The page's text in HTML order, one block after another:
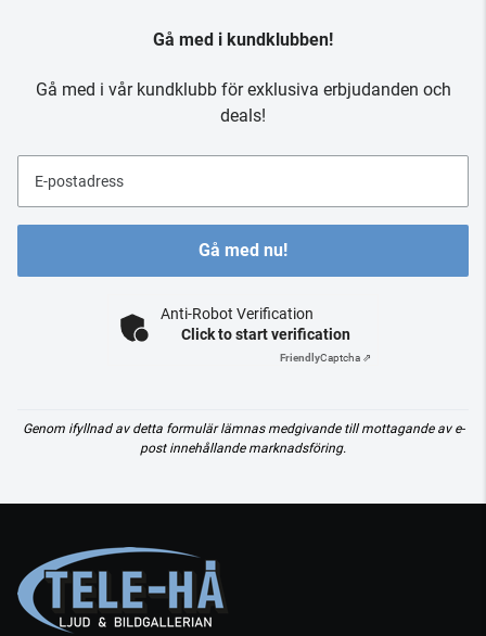
Gå med i kundklubben!
Gå med i vår kundklubb för exklusiva erbjudanden och
deals!
E-postadress
Gå med nu!
Anti-Robot Verification
Click to start verification
FriendlyCaptcha ⇗
Genom ifyllnad av detta formulär lämnas medgivande till mottagande av e-
post innehållande marknadsföring.